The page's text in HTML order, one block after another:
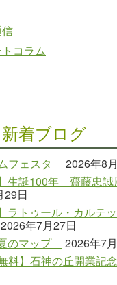
コラム
新着ブログ
フェスタ
2026年8
】生誕100年 齋藤忠
29日
ラトゥール・カルテ
2026年7月27日
のマップ
2026年7
料】石神の丘開業記